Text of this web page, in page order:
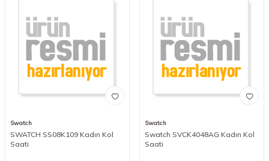
Swatch
SWATCH SS08K109 Kadın Kol
Saati
Swatch
Swatch SVCK4048AG Kadın Kol
Saati